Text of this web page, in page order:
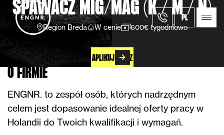
PL
SPAWACZ MIG/MAG (K / M / N)
Region Breda W cenie 600€ tygodniowo
APLIKUJ TERAZ
O FIRMIE
ENGNR. to zespół osób, których nadrzędnym
celem jest dopasowanie idealnej oferty pracy w
Holandii do Twoich kwalifikacji i wymagań.